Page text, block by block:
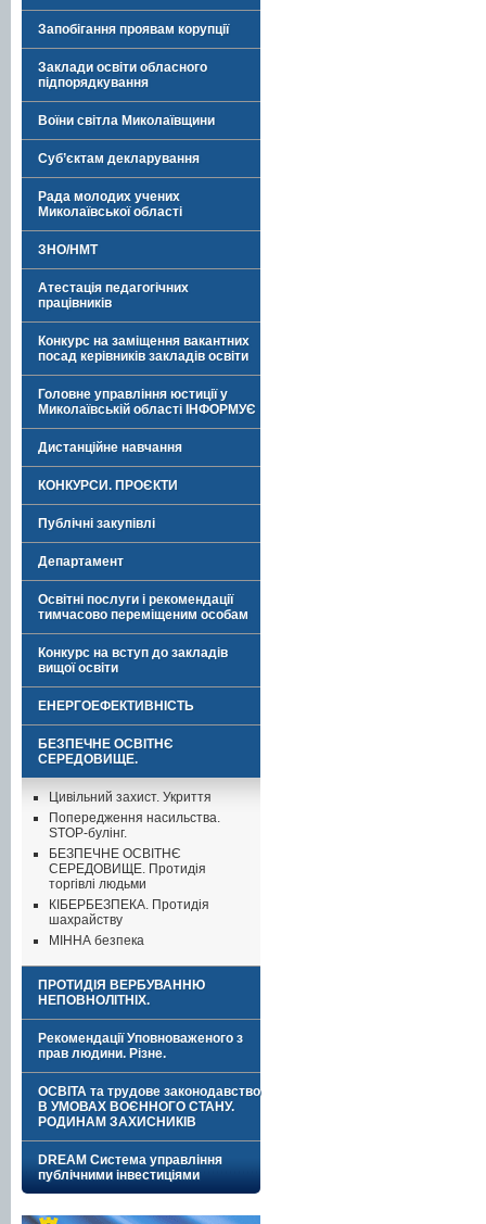
Запобігання проявам корупції
Заклади освіти обласного
підпорядкування
Воїни світла Миколаївщини
Суб’єктам декларування
Рада молодих учених
Миколаївської області
ЗНО/НМТ
Атестація педагогічних
працівників
Конкурс на заміщення вакантних
посад керівників закладів освіти
Головне управління юстиції у
Миколаївській області ІНФОРМУЄ
Дистанційне навчання
КОНКУРСИ. ПРОЄКТИ
Публічні закупівлі
Департамент
Освітні послуги і рекомендації
тимчасово переміщеним особам
Конкурс на вступ до закладів
вищої освіти
ЕНЕРГОЕФЕКТИВНІСТЬ
БЕЗПЕЧНЕ ОСВІТНЄ
СЕРЕДОВИЩЕ.
Цивільний захист. Укриття
Попередження насильства.
STOP-булінг.
БЕЗПЕЧНЕ ОСВІТНЄ
СЕРЕДОВИЩЕ. Протидія
торгівлі людьми
КІБЕРБЕЗПЕКА. Протидія
шахрайству
МІННА безпека
ПРОТИДІЯ ВЕРБУВАННЮ
НЕПОВНОЛІТНІХ.
Рекомендації Уповноваженого з
прав людини. Різне.
ОСВІТА та трудове законодавство
В УМОВАХ ВОЄННОГО СТАНУ.
РОДИНАМ ЗАХИСНИКІВ
DREAM Система управління
публічними інвестиціями